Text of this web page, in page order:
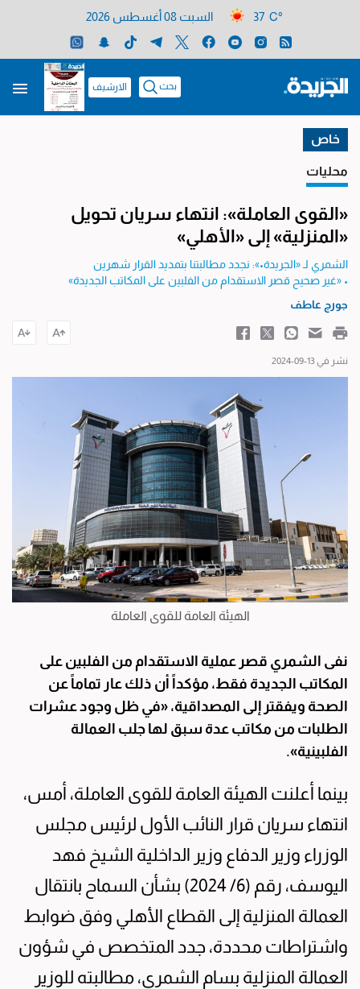
37 C° السبت 08 أغسطس 2026
بحث الارشيف
خاص
محليات
«القوى العاملة»: انتهاء سريان تحويل
«المنزلية» إلى «الأهلي»
الشمري لـ «الجريدة•»: نجدد مطالبتنا بتمديد القرار شهرين
• «غير صحيح قصر الاستقدام من الفلبين على المكاتب الجديدة»
جورج عاطف
نشر في 13-09-2024
الهيئة العامة للقوى العاملة
نفى الشمري قصر عملية الاستقدام من الفلبين على
المكاتب الجديدة فقط، مؤكداً أن ذلك عار تماماً عن
الصحة ويفقتر إلى المصداقية، «في ظل وجود عشرات
الطلبات من مكاتب عدة سبق لها جلب العمالة
الفلبينية».
بينما أعلنت الهيئة العامة للقوى العاملة، أمس،
انتهاء سريان قرار النائب الأول لرئيس مجلس
الوزراء وزير الدفاع وزير الداخلية الشيخ فهد
اليوسف، رقم (6/ 2024) بشأن السماح بانتقال
العمالة المنزلية إلى القطاع الأهلي وفق ضوابط
واشتراطات محددة، جدد المتخصص في شؤون
العمالة المنزلية بسام الشمري، مطالبته للوزير